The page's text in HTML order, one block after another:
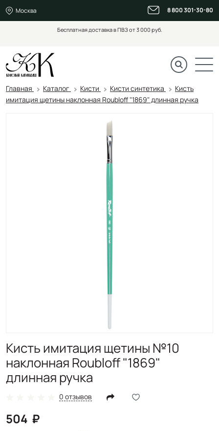
Москва 8 800 301-30-80
Бесплатная доставка в ПВЗ от 3 000 руб.
Главная Каталог Кисти Кисти синтетика
Кисть
имитация щетины наклонная Roubloff "1869" длинная ручка
Кисть имитация щетины №10
наклонная Roubloff "1869"
длинная ручка
0 отзывов
504